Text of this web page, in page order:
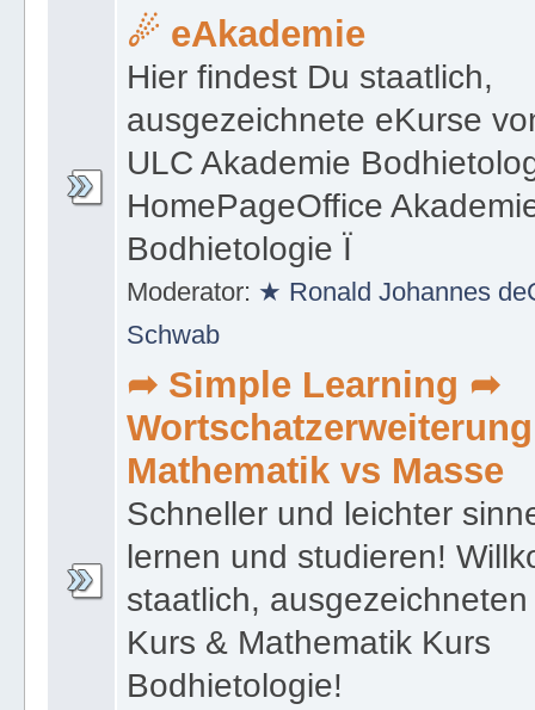
☄ eAkademie
Hier findest Du staatlich,
ausgezeichnete eKurse
ULC Akademie
HomePageOffice
Bodhietologie Ï
Moderator: ★ Ronald Johannes
Schwab
➦ Simple Learning ➦
Mathematik vs Masse
Schneller und leichter
lernen und studieren!
staatlich,
Kurs & Mathematik Kurs
Bodhietologie!